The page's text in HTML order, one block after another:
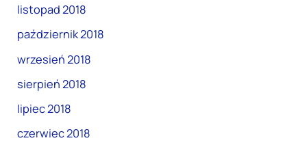
listopad 2018
październik 2018
wrzesień 2018
sierpień 2018
lipiec 2018
czerwiec 2018